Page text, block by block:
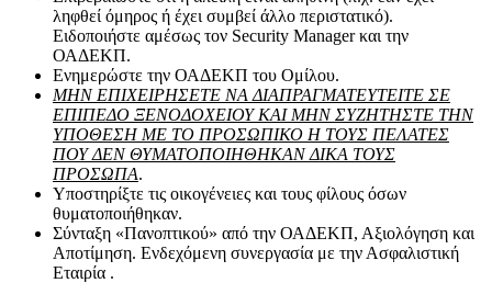
ληφθεί όμηρος ή έχει συμβεί άλλο περιστατικό).
Ειδοποιήστε αμέσως τον Security Manager και την
ΟΑΔΕΚΠ.
Ενημερώστε την ΟΑΔΕΚΠ του Ομίλου.
ΜΗΝ ΕΠΙΧΕΙΡΗΣΕΤΕ ΝΑ ΔΙΑΠΡΑΓΜΑΤΕΥΤΕΙΤΕ ΣΕ
ΕΠΙΠΕΔΟ ΞΕΝΟΔΟΧΕΙΟΥ ΚΑΙ ΜΗΝ ΣΥΖΗΤΗΣΤΕ ΤΗΝ
ΥΠΟΘΕΣΗ ΜΕ ΤΟ ΠΡΟΣΩΠΙΚΟ Η ΤΟΥΣ ΠΕΛΑΤΕΣ
ΠΟΥ ΔΕΝ ΘΥΜΑΤΟΠΟΙΗΘΗΚΑΝ ΔΙΚΑ ΤΟΥΣ
ΠΡΟΣΩΠΑ.
Υποστηρίξτε τις οικογένειες και τους φίλους όσων
θυματοποιήθηκαν.
Σύνταξη «Πανοπτικού» από την ΟΑΔΕΚΠ, Αξιολόγηση και
Αποτίμηση. Ενδεχόμενη συνεργασία με την Ασφαλιστική
Εταιρία .